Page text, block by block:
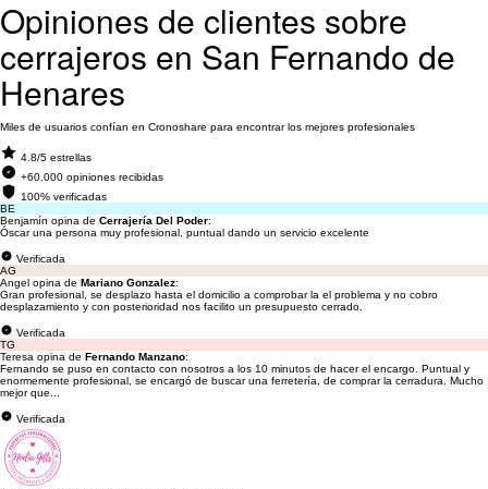
Opiniones de clientes sobre
cerrajeros en San Fernando de
Henares
Miles de usuarios confían en Cronoshare para encontrar los mejores profesionales
4.8/5 estrellas
+60.000 opiniones recibidas
100% verificadas
BE
Benjamín opina de Cerrajería Del Poder:
Óscar una persona muy profesional, puntual dando un servicio excelente
Verificada
AG
Angel opina de Mariano Gonzalez:
Gran profesional, se desplazo hasta el domicilio a comprobar la el problema y no cobro
desplazamiento y con posterioridad nos facilito un presupuesto cerrado.
Verificada
TG
Teresa opina de Fernando Manzano:
Fernando se puso en contacto con nosotros a los 10 minutos de hacer el encargo. Puntual y
enormemente profesional, se encargó de buscar una ferretería, de comprar la cerradura. Mucho
mejor que...
Verificada